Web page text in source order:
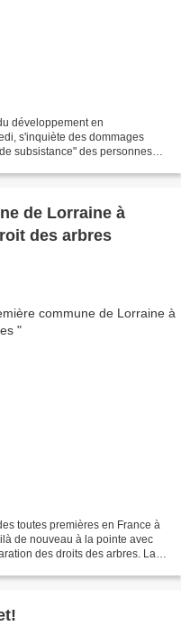
développement en
s'inquiète des dommages
subsistance" des personnes
de Lorraine à
des arbres
toutes premières en France à
de nouveau à la pointe avec
des droits des arbres. La